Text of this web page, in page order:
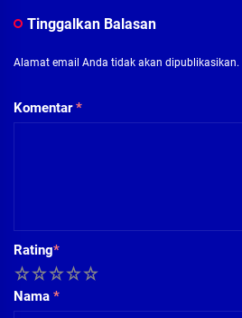
Tinggalkan Balasan
Alamat email Anda tidak akan dipublikasikan.
Komentar*
Rating*
5
4
3
2
Nama *